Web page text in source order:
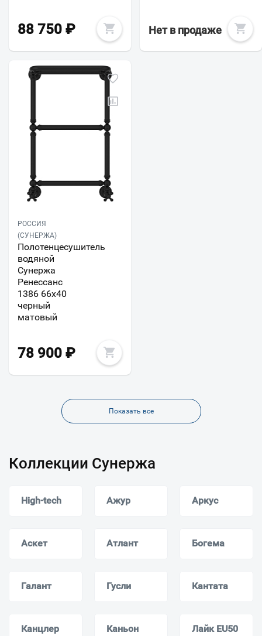
88 750 ₽ Нет в продаже
РОССИЯ
(СУНЕРЖА)
Полотенцесушитель
водяной
Сунержа
Ренессанс
1386 66x40
черный
матовый
78 900 ₽
Показать все
Коллекции Сунержа
High-tech Ажур Аркус
Аскет Атлант Богема
Галант Гусли Кантата
Канцлер Каньон Лайк EU50